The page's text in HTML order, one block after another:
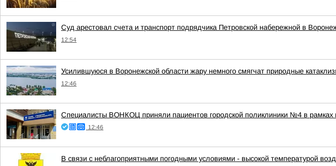
Суд арестовал счета и транспорт подрядчика Петровской набережной в
12:54
Усилившуюся в Воронежской области жару немного смягчат природные
12:46
Специалисты ВОНКОЦ приняли пациентов городской поликлиники №4 в рамках
12:46
В связи с неблагоприятными погодными условиями - высокой температурой